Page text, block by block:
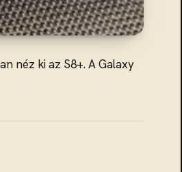
néz ki az S8+. A Galaxy